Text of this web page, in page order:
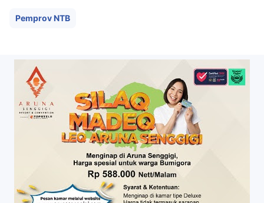
Pemprov NTB